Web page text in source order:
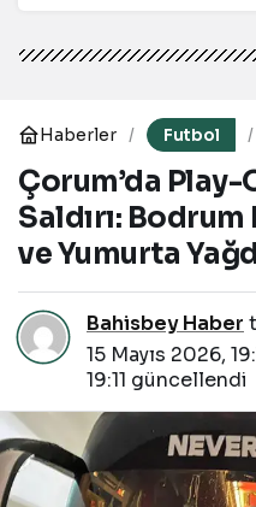
Haberler Futbol
Çorum’da
Saldırı:
ve Yumurta
Bahisbey Haber
15 Mayıs 2026,
19:11 güncellendi